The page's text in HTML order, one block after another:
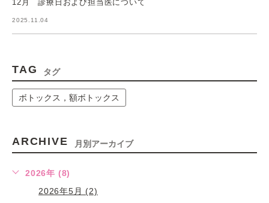
12月 診療日および担当医について
2025.11.04
TAG タグ
ボトックス，額ボトックス
ARCHIVE 月別アーカイブ
2026年 (8)
2026年5月 (2)